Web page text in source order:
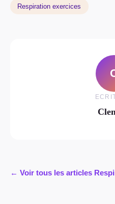
Respiration exercices
← Voir tous les articles